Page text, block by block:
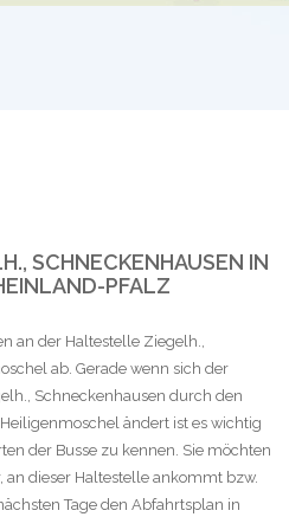
SCHNECKENHAUSEN IN
PFALZ
an der Haltestelle Ziegelh.,
ab. Gerade wenn sich der
Schneckenhausen durch den
ändert ist es wichtig
der Busse zu kennen. Sie möchten
an dieser Haltestelle ankommt bzw.
Tage den Abfahrtsplan in